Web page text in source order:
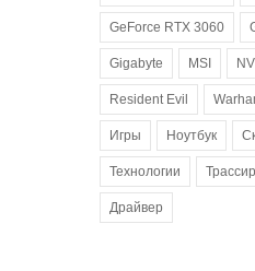
GeForce RTX 3060
Gigabyte MSI
Resident Evil
Игры Ноутбук
Технологии
Драйвер